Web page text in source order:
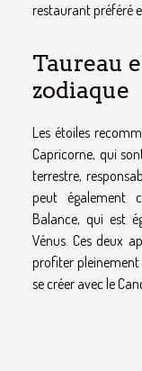
restaurant préféré
Taureau
zodiaque
Les étoiles
Capricorne, qui
terrestre,
peut également
Balance, qui est
Vénus. Ces deux
profiter
se créer avec le